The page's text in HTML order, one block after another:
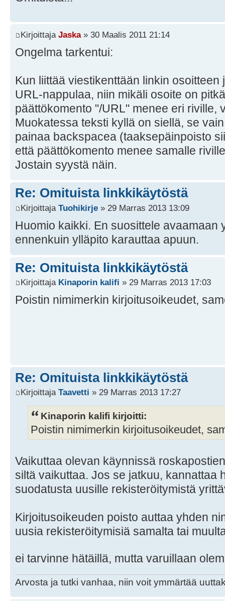
Kirjoittaja Jaska» 30 Maalis 2011 21:14
Ongelma tarkentui:
Kun liittää viestikenttään linkin
URL-nappulaa, niin mikäli osoite on
päättökomento "/URL" menee eri riville,
Muokatessa teksti kyllä on siellä, se
painaa backspacea (taaksepäinpoisto
että päättökomento menee samalle
Jostain syystä näin.
Re: Omituista linkkikäytöstä
Kirjoittaja Tuohikirje » 29 Marras 2013 13:09
Huomio kaikki. En suosittele avaamaan
ennenkuin ylläpito karauttaa apuun.
Re: Omituista linkkikäytöstä
Kirjoittaja Kinaporin kalifi » 29 Marras 2013 17:03
Poistin nimimerkin kirjoitusoikeudet,
Re: Omituista linkkikäytöstä
Kirjoittaja Taavetti » 29 Marras 2013 17:27
Kinaporin kalifi kirjoitti:
Poistin nimimerkin kirjoitusoikeudet,
Vaikuttaa olevan käynnissä
siltä vaikuttaa. Jos se jatkuu, kannattaa
suodatusta uusille rekisteröitymistä
Kirjoitusoikeuden poisto auttaa yhden
uusia rekisteröitymisiä samalta tai
ei tarvinne hätäillä, mutta varuillaan
Arvosta ja tutki vanhaa, niin voit ymmärtää